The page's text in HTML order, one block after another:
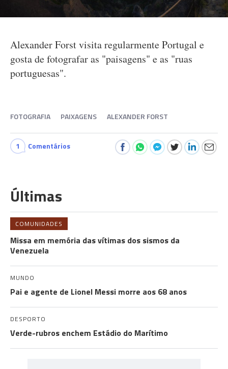
Alexander Forst visita regularmente Portugal e
gosta de fotografar as "paisagens" e as "ruas
portuguesas".
FOTOGRAFIA PAIXAGENS ALEXANDER FORST
1 Comentários
Últimas
COMUNIDADES
Missa em memória das vítimas dos sismos da
Venezuela
MUNDO
Pai e agente de Lionel Messi morre aos 68 anos
DESPORTO
Verde-rubros enchem Estádio do Marítimo